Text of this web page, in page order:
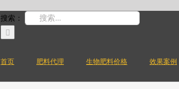
搜索：
首页 肥料代理 生物肥料价格 效果案例